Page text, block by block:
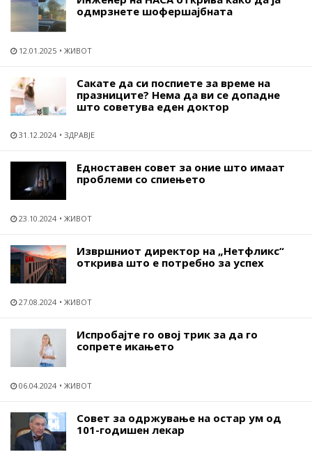
одмрзнете шофершајбната
12.01.2025 ЖИВОТ
Сакате да си поспиете за време на
празниците? Нема да ви се допадне
што советува еден доктор
31.12.2024 ЗДРАВЈЕ
Едноставен совет за оние што имаат
проблеми со спиењето
23.10.2024 ЖИВОТ
Извршниот директор на „Нетфликс“
открива што е потребно за успех
27.08.2024 ЖИВОТ
Испробајте го овој трик за да го
сопрете икањето
06.04.2024 ЖИВОТ
Совет за одржување на остар ум од
101-годишен лекар